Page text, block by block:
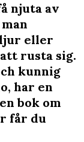
njuta av
eller
rusta sig.
kunnig
har en
bok om
får du